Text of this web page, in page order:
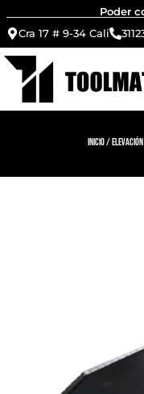
Poder
Cra 17 # 9-34 Cali
Inicio/ Elevación